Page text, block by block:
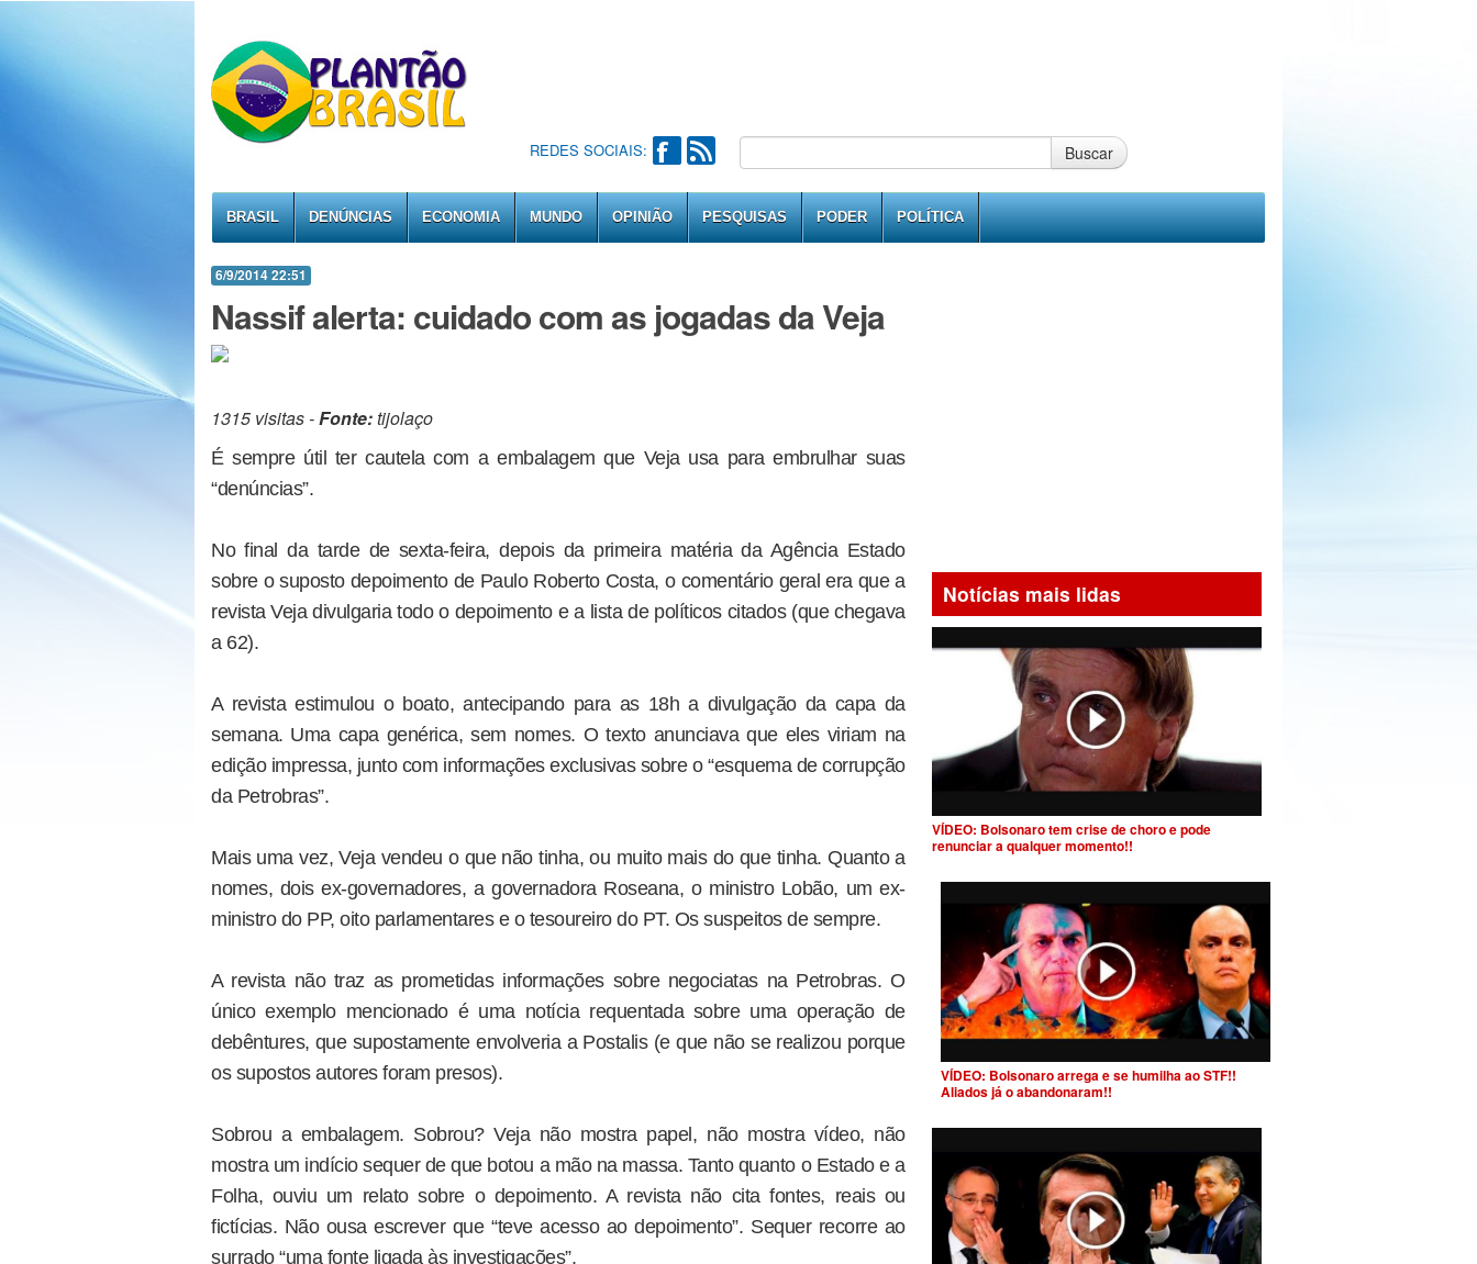
REDES SOCIAIS: Buscar
BRASIL DENÚNCIAS ECONOMIA MUNDO OPINIÃO PESQUISAS PODER POLÍTICA
6/9/2014 22:51
Nassif alerta: cuidado com as jogadas da Veja
1315 visitas -Fonte:tijolaço
É sempre útil ter cautela com a embalagem que Veja usa para embrulhar suas
“denúncias”.
No final da tarde de sexta-feira, depois da primeira matéria da Agência Estado
sobre o suposto depoimento de Paulo Roberto Costa, o comentário geral era que a
revista Veja divulgaria todo o depoimento e a lista de políticos citados (que chegava
a 62).
A revista estimulou o boato, antecipando para as 18h a divulgação da capa da
semana. Uma capa genérica, sem nomes. O texto anunciava que eles viriam na
edição impressa, junto com informações exclusivas sobre o “esquema de corrupção
da Petrobras”.
Mais uma vez, Veja vendeu o que não tinha, ou muito mais do que tinha. Quanto a
nomes, dois ex-governadores, a governadora Roseana, o ministro Lobão, um ex-
ministro do PP, oito parlamentares e o tesoureiro do PT. Os suspeitos de sempre.
A revista não traz as prometidas informações sobre negociatas na Petrobras. O
único exemplo mencionado é uma notícia requentada sobre uma operação de
debêntures, que supostamente envolveria a Postalis (e que não se realizou porque
os supostos autores foram presos).
Sobrou a embalagem. Sobrou? Veja não mostra papel, não mostra vídeo, não
mostra um indício sequer de que botou a mão na massa. Tanto quanto o Estado e a
Folha, ouviu um relato sobre o depoimento. A revista não cita fontes, reais ou
fictícias. Não ousa escrever que “teve acesso ao depoimento”. Sequer recorre ao
surrado “uma fonte ligada às investigações”.
Notícias mais lidas
VÍDEO: Bolsonaro tem crise de choro e pode
renunciar a qualquer momento!!
VÍDEO: Bolsonaro arrega e se humilha ao STF!!
Aliados já o abandonaram!!